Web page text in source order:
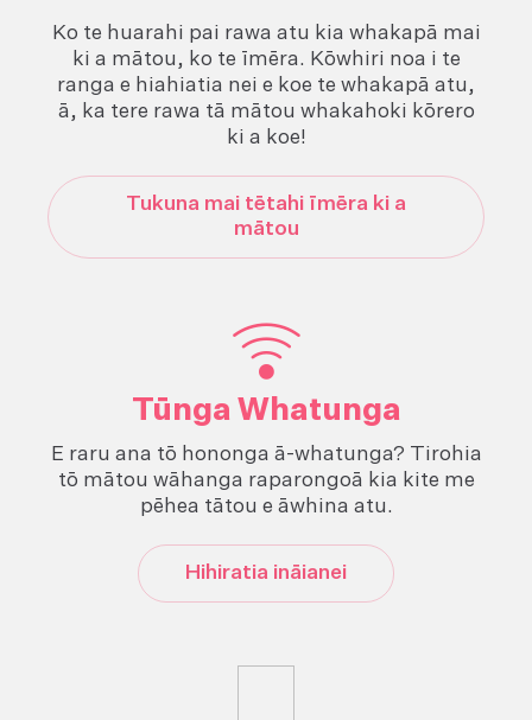
Ko te huarahi pai rawa atu kia whakapā mai
ki a mātou, ko te īmēra. Kōwhiri noa i te
ranga e hiahiatia nei e koe te whakapā atu,
ā, ka tere rawa tā mātou whakahoki kōrero
ki a koe!
Tukuna mai tētahi īmēra ki a
mātou
Tūnga Whatunga
E raru ana tō hononga ā-whatunga? Tirohia
tō mātou wāhanga raparongoā kia kite me
pēhea tātou e āwhina atu.
Hihiratia ināianei